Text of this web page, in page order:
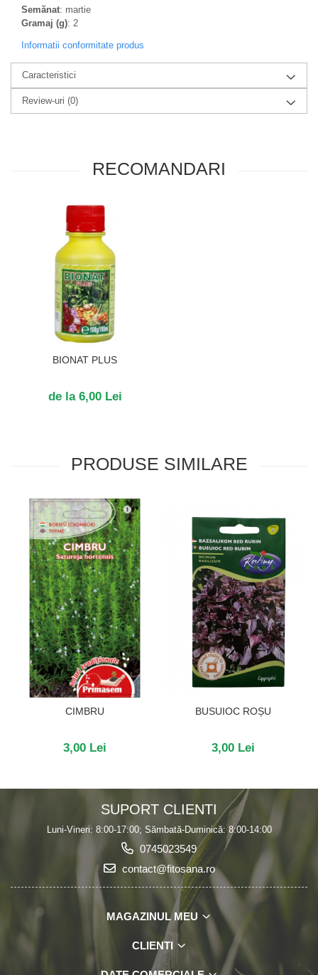
Semănat: martie
Gramaj (g): 2
Informatii conformitate produs
Caracteristici
Review-uri (0)
RECOMANDARI
BIONAT PLUS
de la 6,00 Lei
PRODUSE SIMILARE
CIMBRU
3,00 Lei
BUSUIOC ROȘU
3,00 Lei
SUPORT CLIENTI
Luni-Vineri: 8:00-17:00; Sămbată-Duminică: 8:00-14:00
0745023549
contact@fitosana.ro
MAGAZINUL MEU
CLIENTI